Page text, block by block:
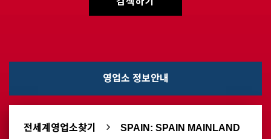
영업소 정보안내
전세계영업소찾기
SPAIN: SPAIN MAINLAND